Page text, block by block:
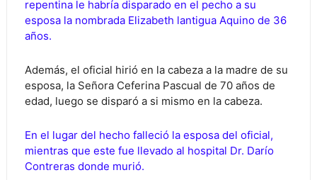
repentina le habría disparado en el pecho a su
esposa la nombrada Elizabeth lantigua Aquino de 36
años.
Además, el oficial hirió en la cabeza a la madre de su
esposa, la Señora Ceferina Pascual de 70 años de
edad, luego se disparó a si mismo en la cabeza.
En el lugar del hecho falleció la esposa del oficial,
mientras que este fue llevado al hospital Dr. Darío
Contreras donde murió.